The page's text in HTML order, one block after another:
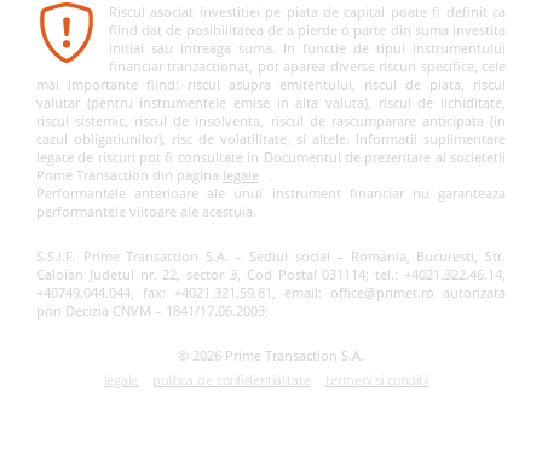
Riscul asociat investitiei pe piata de capital poate fi definit ca
fiind dat de posibilitatea de a pierde o parte din suma investita
initial sau intreaga suma. In functie de tipul instrumentului
financiar tranzactionat, pot aparea diverse riscuri specifice, cele
mai importante fiind: riscul asupra emitentului, riscul de piata, riscul
valutar (pentru instrumentele emise in alta valuta), riscul de lichiditate,
riscul sistemic, riscul de insolventa, riscul de rascumparare anticipata (in
cazul obligatiunilor), risc de volatilitate, si altele. Informatii suplimentare
legate de riscuri pot fi consultate in Documentul de prezentare al societetii
Prime Transaction din pagina legale
.
Performantele anterioare ale unui instrument financiar nu garanteaza
performantele viitoare ale acestuia.
S.S.I.F. Prime Transaction S.A. – Sediul social – Romania, Bucuresti, Str.
Caloian Judetul nr. 22, sector 3, Cod Postal 031114; tel.: +4021.322.46.14,
+40749.044.044, fax: +4021.321.59.81, email: office@primet.ro autorizata
prin Decizia CNVM – 1841/17.06.2003;
© 2026 Prime Transaction S.A.
legale
politica de confidentialitate termeni si conditii